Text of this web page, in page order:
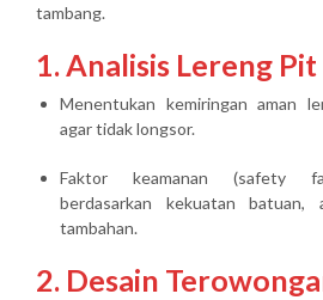
tambang.
1. Analisis Lereng Pit
Menentukan kemiringan aman
agar tidak longsor.
Faktor keamanan (safety
berdasarkan kekuatan
tambahan.
2. Desain